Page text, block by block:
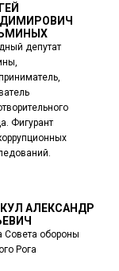
депутат
Фигурант
АЛЕКСАНДР
Совета обороны
Рога